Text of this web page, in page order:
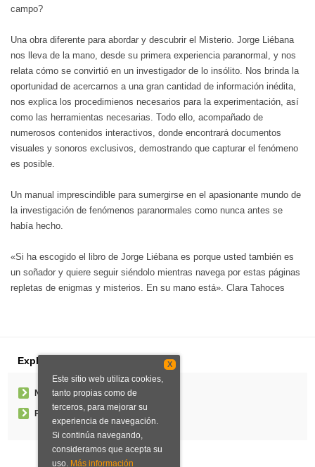
campo?
Una obra diferente para abordar y descubrir el Misterio. Jorge Liébana
nos lleva de la mano, desde su primera experiencia paranormal, y nos
relata cómo se convirtió en un investigador de lo insólito. Nos brinda la
oportunidad de acercarnos a una gran cantidad de información inédita,
nos explica los procedimienos necesarios para la experimentación, así
como las herramientas necesarias. Todo ello, acompañado de
numerosos contenidos interactivos, donde encontrará documentos
visuales y sonoros exclusivos, demostrando que capturar el fenómeno
es posible.
Un manual imprescindible para sumergirse en el apasionante mundo de
la investigación de fenómenos paranormales como nunca antes se
había hecho.
«Si ha escogido el libro de Jorge Liébana es porque usted también es
un soñador y quiere seguir siéndolo mientras navega por estas páginas
repletas de enigmas y misterios. En su mano está». Clara Tahoces
Explorar
Noticias
Pedidos especiales
X
Este sitio web utiliza cookies,
tanto propias como de
terceros, para mejorar su
experiencia de navegación.
Si continúa navegando,
consideramos que acepta su
uso. Más información